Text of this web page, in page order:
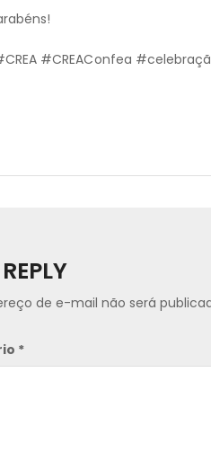
#CREA #CREAConfea
de e-mail não será
*